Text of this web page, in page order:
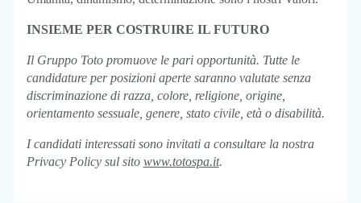
INSIEME PER COSTRUIRE IL FUTURO
Il Gruppo Toto promuove le pari opportunità. Tutte le
candidature per posizioni aperte saranno valutate senza
discriminazione di razza, colore, religione, origine,
orientamento sessuale, genere, stato civile, età o disabilità.
I candidati interessati sono invitati a consultare la nostra
Privacy Policy sul sito www.totospa.it.